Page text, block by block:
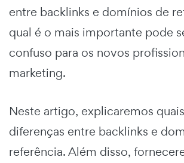
entre backlinks e domínios de
qual é o mais importante pode
confuso para os novos
marketing.
Neste artigo, explicaremos
diferenças entre backlinks e
referência. Além disso,